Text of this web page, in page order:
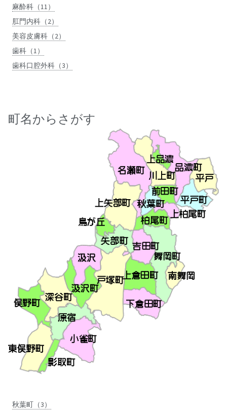
麻酔科（11）
肛門内科（2）
美容皮膚科（2）
歯科（1）
歯科口腔外科（3）
町名からさがす
秋葉町（3）